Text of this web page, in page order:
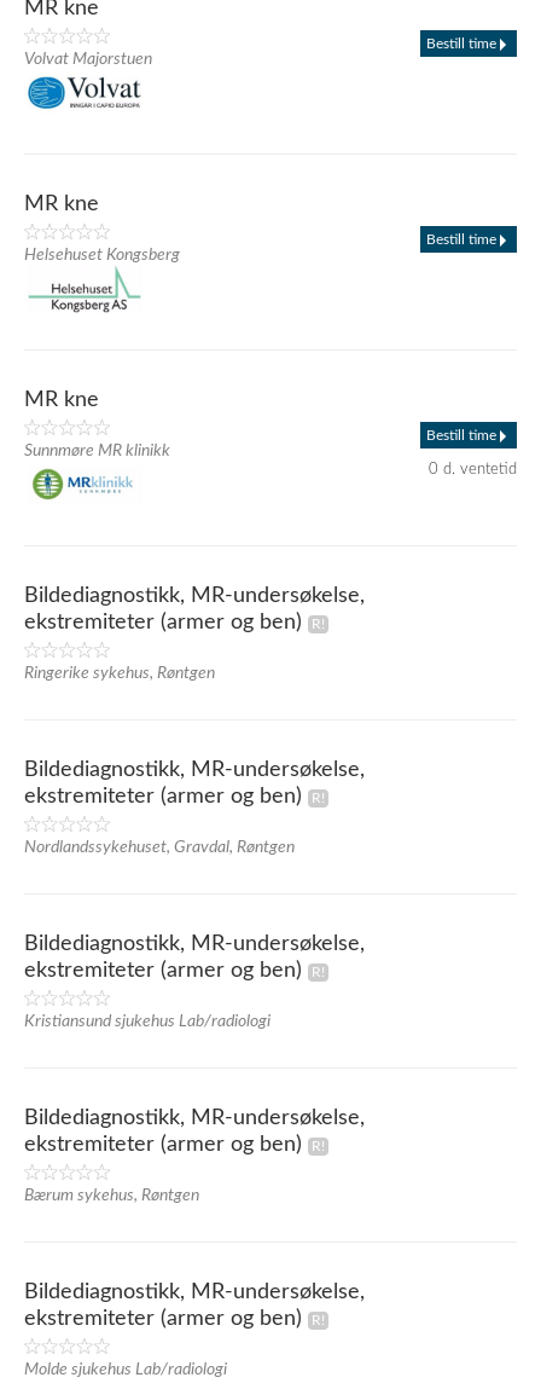
MR kne
Volvat Majorstuen
Bestill time
MR kne
Helsehuset Kongsberg
Bestill time
MR kne
Sunnmøre MR klinikk
Bestill time
0 d. ventetid
Bildediagnostikk, MR-undersøkelse,
ekstremiteter (armer og ben)
Ringerike sykehus, Røntgen
Bildediagnostikk, MR-undersøkelse,
ekstremiteter (armer og ben)
Nordlandssykehuset, Gravdal, Røntgen
Bildediagnostikk, MR-undersøkelse,
ekstremiteter (armer og ben)
Kristiansund sjukehus Lab/radiologi
Bildediagnostikk, MR-undersøkelse,
ekstremiteter (armer og ben)
Bærum sykehus, Røntgen
Bildediagnostikk, MR-undersøkelse,
ekstremiteter (armer og ben)
Molde sjukehus Lab/radiologi